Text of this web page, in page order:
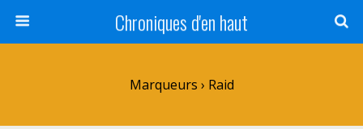
Chroniques d'en haut
Marqueurs › Raid